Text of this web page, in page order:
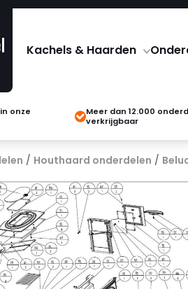
Kachels & Haarden
onze
Meer dan 12.000
verkrijgbaar
/ Houthaard onderdelen /